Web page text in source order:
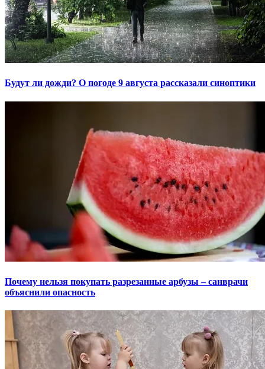
Будут ли дожди? О погоде 9 августа рассказали синоптики
Почему нельзя покупать разрезанные арбузы – санврачи
объяснили опасность